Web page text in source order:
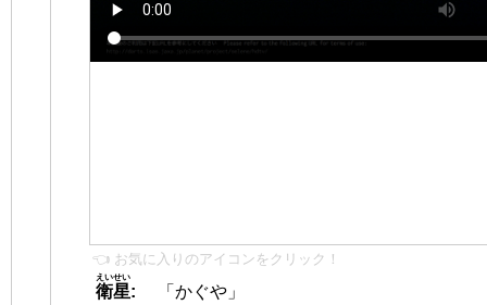
👈 お気に入りのアイコンをクリック！
衛星
えいせい
:
「かぐや」